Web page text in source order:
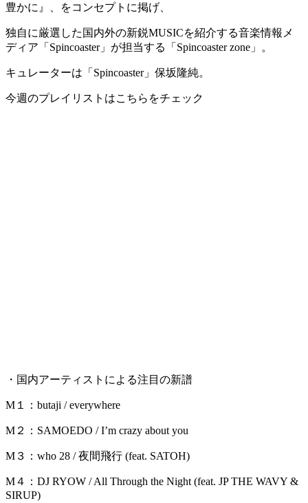
豊かに』、をコンセプトに掲げ、
独自に厳選した国内外の新鋭MUSICを紹介する音楽情報メ
ディア「Spincoaster」が担当する「Spincoaster zone」。
キュレーターは「Spincoaster」保坂隆純。
今週のプレイリストはこちらをチェック
・国内アーティストによる注目の新譜
M１：butaji / everywhere
M２：SAMOEDO / I’m crazy about you
M３：who 28 / 夜間飛行 (feat. SATOH)
M４：DJ RYOW / All Through the Night (feat. JP THE WAVY &
SIRUP)